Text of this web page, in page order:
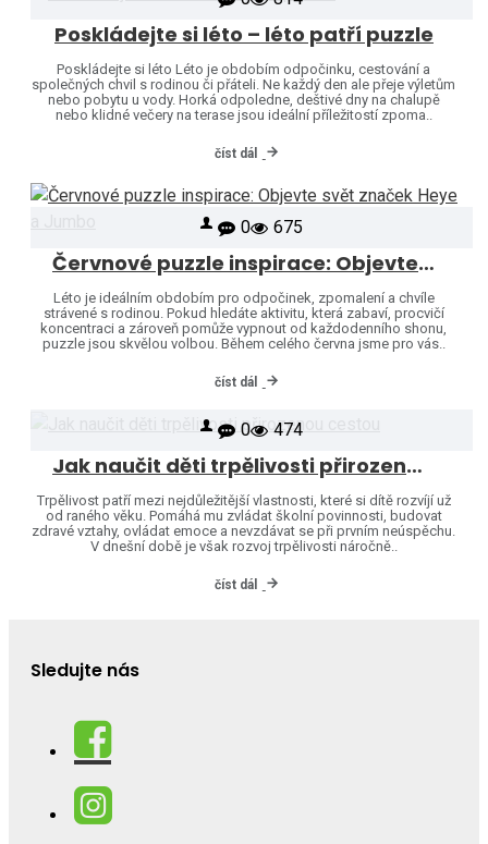
Poskládejte si léto – léto patří puzzle
Poskládejte si léto Léto je obdobím odpočinku, cestování a
společných chvil s rodinou či přáteli. Ne každý den ale přeje výletům
nebo pobytu u vody. Horká odpoledne, deštivé dny na chalupě
nebo klidné večery na terase jsou ideální příležitostí zpoma..
číst dál
0 675
Červnové puzzle inspirace: Objevte svět značek Heye a Jumbo
Léto je ideálním obdobím pro odpočinek, zpomalení a chvíle
strávené s rodinou. Pokud hledáte aktivitu, která zabaví, procvičí
koncentraci a zároveň pomůže vypnout od každodenního shonu,
puzzle jsou skvělou volbou. Během celého června jsme pro vás..
číst dál
0 474
Jak naučit děti trpělivosti přirozenou cestou
Trpělivost patří mezi nejdůležitější vlastnosti, které si dítě rozvíjí už
od raného věku. Pomáhá mu zvládat školní povinnosti, budovat
zdravé vztahy, ovládat emoce a nevzdávat se při prvním neúspěchu.
V dnešní době je však rozvoj trpělivosti náročně..
číst dál
Sledujte nás